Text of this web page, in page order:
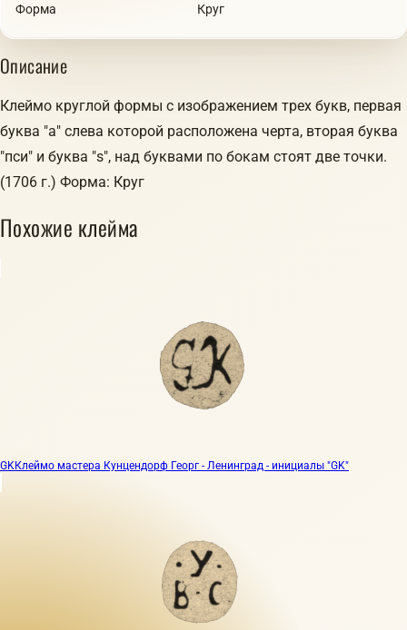
Форма Круг
Описание
Клеймо круглой формы с изображением трех букв, первая
буква "а" слева которой расположена черта, вторая буква
"пси" и буква "s", над буквами по бокам стоят две точки.
(1706 г.) Форма: Круг
Похожие клейма
GKКлеймо мастера Кунцендорф Георг - Ленинград - инициалы "GK"